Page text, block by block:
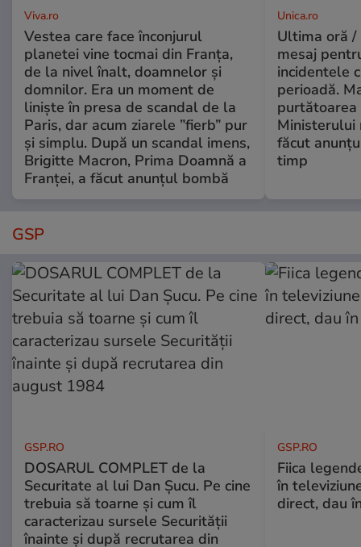
Viva.ro
Vestea care face înconjurul
planetei vine tocmai din Franța,
de la nivel înalt, doamnelor și
domnilor. Era un moment de
liniște în presa de scandal de la
Paris, dar acum ziarele ”fierb” pur
și simplu. După un scandal imens,
Brigitte Macron, Prima Doamnă a
Franței, a făcut anunțul bombă
Unica.ro
Ultima oră /
mesaj
incidentele
perioadă.
purtătoarea
Ministerului
făcut
timp
GSP
GSP.RO
DOSARUL COMPLET de la
Securitate al lui Dan Șucu. Pe cine
trebuia să toarne și cum îl
caracterizau sursele Securității
înainte și după recrutarea din
GSP.RO
Fiica
în
direct, dau